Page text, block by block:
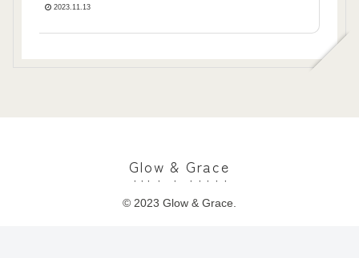
2023.11.13
Glow & Grace
© 2023 Glow & Grace.